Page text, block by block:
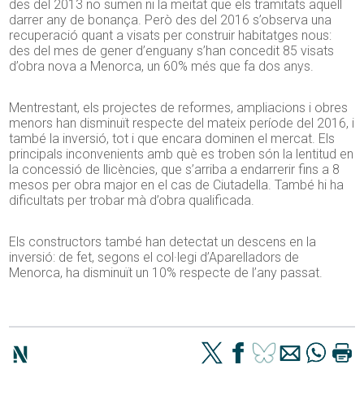
des del 2013 no sumen ni la meitat que els tramitats aquell
darrer any de bonança. Però des del 2016 s’observa una
recuperació quant a visats per construir habitatges nous:
des del mes de gener d’enguany s’han concedit 85 visats
d’obra nova a Menorca, un 60% més que fa dos anys.
Mentrestant, els projectes de reformes, ampliacions i obres
menors han disminuït respecte del mateix període del 2016, i
també la inversió, tot i que encara dominen el mercat. Els
principals inconvenients amb què es troben són la lentitud en
la concessió de llicències, que s’arriba a endarrerir fins a 8
mesos per obra major en el cas de Ciutadella. També hi ha
dificultats per trobar mà d’obra qualificada.
Els constructors també han detectat un descens en la
inversió: de fet, segons el col·legi d’Aparelladors de
Menorca, ha disminuït un 10% respecte de l’any passat.